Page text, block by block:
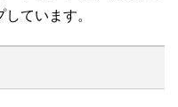
ています。